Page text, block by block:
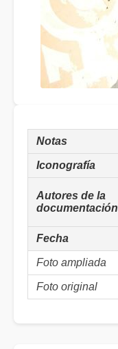
Notas
Iconografía
Autores de la
documentación
Fecha
Foto ampliada
Foto original